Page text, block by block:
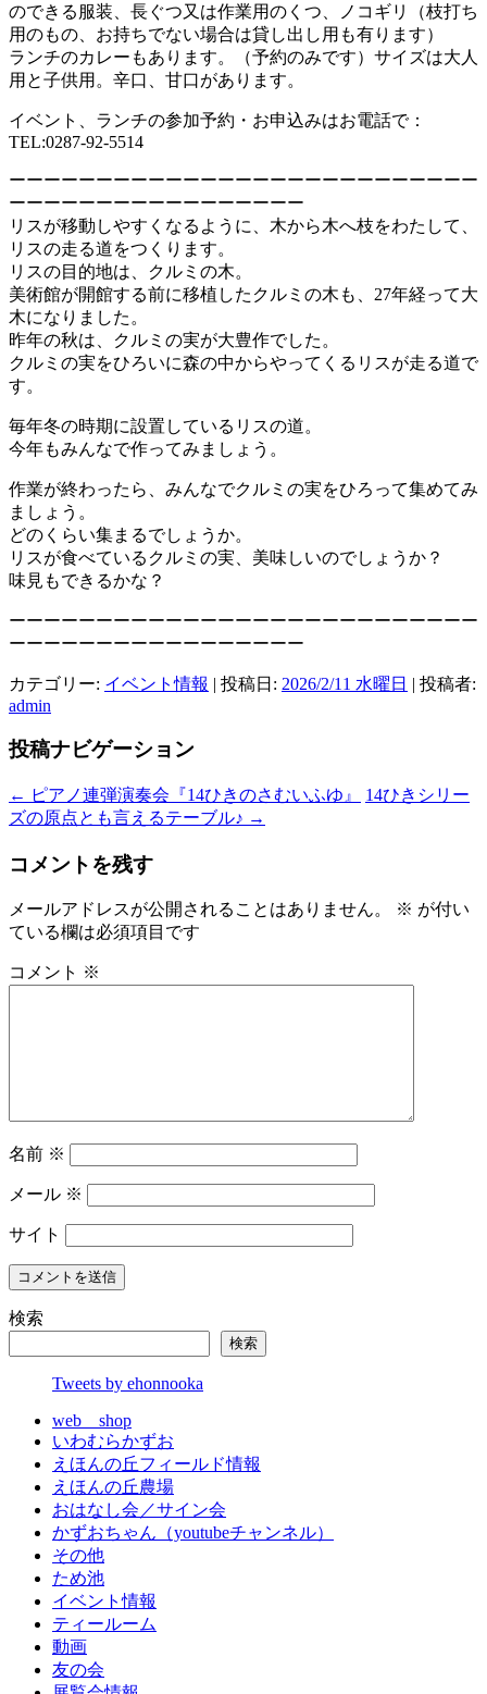
のできる服装、長ぐつ又は作業用のくつ、ノコギリ（枝打ち
用のもの、お持ちでない場合は貸し出し用も有ります）
ランチのカレーもあります。（予約のみです）サイズは大人
用と子供用。辛口、甘口があります。
イベント、ランチの参加予約・お申込みはお電話で：
TEL:0287-92-5514
ーーーーーーーーーーーーーーーーーーーーーーーーーーー
ーーーーーーーーーーーーーーーーー
リスが移動しやすくなるように、木から木へ枝をわたして、
リスの走る道をつくります。
リスの目的地は、クルミの木。
美術館が開館する前に移植したクルミの木も、27年経って大
木になりました。
昨年の秋は、クルミの実が大豊作でした。
クルミの実をひろいに森の中からやってくるリスが走る道で
す。
毎年冬の時期に設置しているリスの道。
今年もみんなで作ってみましょう。
作業が終わったら、みんなでクルミの実をひろって集めてみ
ましょう。
どのくらい集まるでしょうか。
リスが食べているクルミの実、美味しいのでしょうか？
味見もできるかな？
ーーーーーーーーーーーーーーーーーーーーーーーーーーー
ーーーーーーーーーーーーーーーーー
カテゴリー: イベント情報 | 投稿日: 2026/2/11 水曜日 | 投稿者:
admin
投稿ナビゲーション
← ピアノ連弾演奏会『14ひきのさむいふゆ』
14ひきシリー
ズの原点とも言えるテーブル♪ →
コメントを残す
メールアドレスが公開されることはありません。 ※ が付い
ている欄は必須項目です
コメント ※
名前 ※
メール ※
サイト
検索
検索
Tweets by ehonnooka
web shop
いわむらかずお
えほんの丘フィールド情報
えほんの丘農場
おはなし会／サイン会
かずおちゃん（youtubeチャンネル）
その他
ため池
イベント情報
ティールーム
動画
友の会